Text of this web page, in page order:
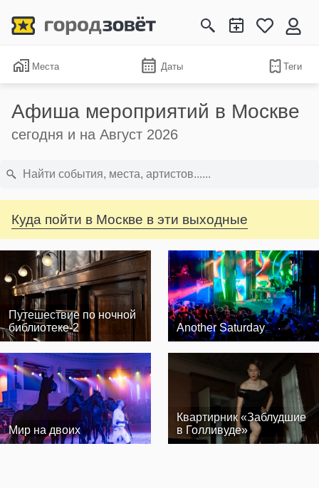
Места Даты Теги
Афиша мероприятий в Москве
сегодня и на Август 2026
Куда пойти в Москве в эти выходные
Путешествие по ночной
библиотеке-2
Another Saturday
Мир на двоих
Квартирник «Заблудшие
в Голливуде»